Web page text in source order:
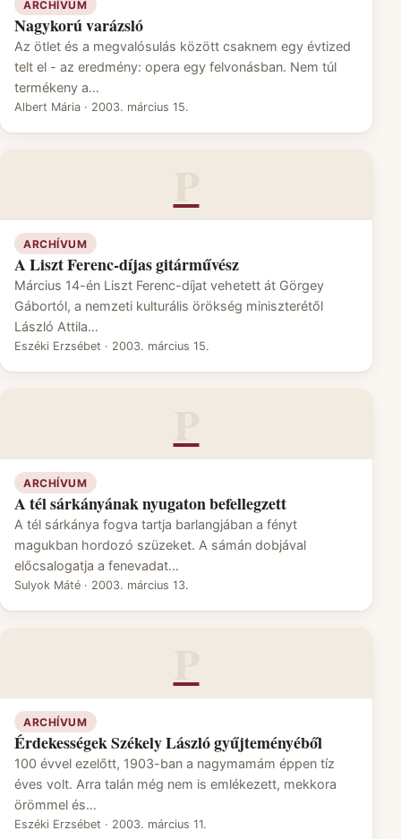
ARCHÍVUM
Nagykorú varázsló
Az ötlet és a megvalósulás között csaknem egy évtized
telt el - az eredmény: opera egy felvonásban. Nem túl
termékeny a…
Albert Mária · 2003. március 15.
ARCHÍVUM
A Liszt Ferenc-díjas gitárművész
Március 14-én Liszt Ferenc-díjat vehetett át Görgey
Gábortól, a nemzeti kulturális örökség miniszterétől
László Attila…
Eszéki Erzsébet · 2003. március 15.
ARCHÍVUM
A tél sárkányának nyugaton befellegzett
A tél sárkánya fogva tartja barlangjában a fényt
magukban hordozó szüzeket. A sámán dobjával
előcsalogatja a fenevadat…
Sulyok Máté · 2003. március 13.
ARCHÍVUM
Érdekességek Székely László gyűjteményéből
100 évvel ezelőtt, 1903-ban a nagymamám éppen tíz
éves volt. Arra talán még nem is emlékezett, mekkora
örömmel és…
Eszéki Erzsébet · 2003. március 11.